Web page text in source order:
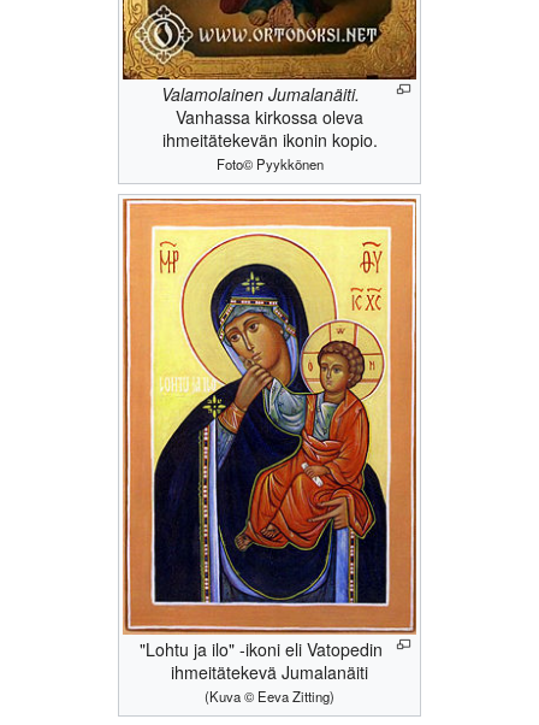
Valamolainen Jumalanäiti.
Vanhassa kirkossa oleva
ihmeitätekevän ikonin kopio.
Foto© Pyykkönen
"Lohtu ja ilo" -ikoni eli Vatopedin
ihmeitätekevä Jumalanäiti
(Kuva © Eeva Zitting)